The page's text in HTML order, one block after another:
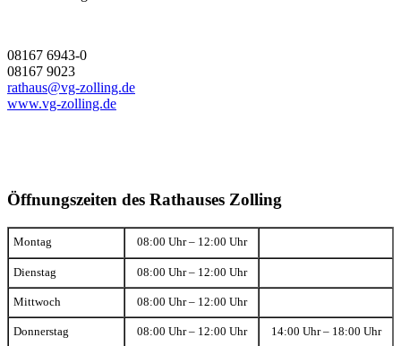
08167 6943-0
08167 9023
rathaus@vg-zolling.de
www.vg-zolling.de
Öffnungszeiten des Rathauses Zolling
Montag 08:00 Uhr – 12:00 Uhr
Dienstag 08:00 Uhr – 12:00 Uhr
Mittwoch 08:00 Uhr – 12:00 Uhr
Donnerstag 08:00 Uhr – 12:00 Uhr 14:00 Uhr – 18:00 Uhr